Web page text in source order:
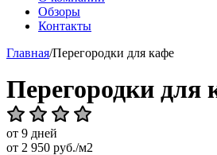
Обзоры
Контакты
Главная/Перегородки для кафе
Перегородки для
от 9 дней
от 2 950 руб./м2